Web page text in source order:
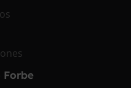
Forbe